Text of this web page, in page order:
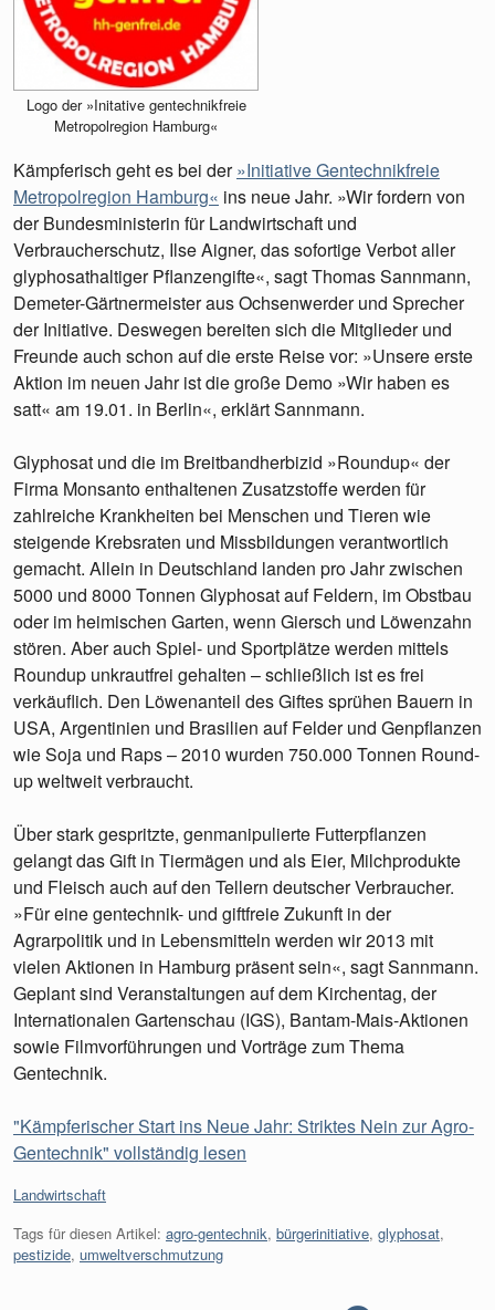
Logo der »Initative gentechnikfreie
Metropolregion Hamburg«
Kämpferisch geht es bei der»Initiative Gentechnikfreie
Metropolregion Hamburg« ins neue Jahr. »Wir fordern von
der Bundesministerin für Landwirtschaft und
Verbraucherschutz, Ilse Aigner, das sofortige Verbot aller
glyphosathaltiger Pflanzengifte«, sagt Thomas Sannmann,
Demeter-Gärtnermeister aus Ochsenwerder und Sprecher
der Initiative. Deswegen bereiten sich die Mitglieder und
Freunde auch schon auf die erste Reise vor: »Unsere erste
Aktion im neuen Jahr ist die große Demo »Wir haben es
satt« am 19.01. in Berlin«, erklärt Sannmann.
Glyphosat und die im Breitbandherbizid »Roundup« der
Firma Monsanto enthaltenen Zusatzstoffe werden für
zahlreiche Krankheiten bei Menschen und Tieren wie
steigende Krebsraten und Missbildungen verantwortlich
gemacht. Allein in Deutschland landen pro Jahr zwischen
5000 und 8000 Tonnen Glyphosat auf Feldern, im Obstbau
oder im heimischen Garten, wenn Giersch und Löwenzahn
stören. Aber auch Spiel- und Sportplätze werden mittels
Roundup unkrautfrei gehalten – schließlich ist es frei
verkäuflich. Den Löwenanteil des Giftes sprühen Bauern in
USA, Argentinien und Brasilien auf Felder und Genpflanzen
wie Soja und Raps – 2010 wurden 750.000 Tonnen Round-
up weltweit verbraucht.
Über stark gespritzte, genmanipulierte Futterpflanzen
gelangt das Gift in Tiermägen und als Eier, Milchprodukte
und Fleisch auch auf den Tellern deutscher Verbraucher.
»Für eine gentechnik- und giftfreie Zukunft in der
Agrarpolitik und in Lebensmitteln werden wir 2013 mit
vielen Aktionen in Hamburg präsent sein«, sagt Sannmann.
Geplant sind Veranstaltungen auf dem Kirchentag, der
Internationalen Gartenschau (IGS), Bantam-Mais-Aktionen
sowie Filmvorführungen und Vorträge zum Thema
Gentechnik.
"Kämpferischer Start ins Neue Jahr: Striktes Nein zur Agro-
Gentechnik" vollständig lesen
Kategorien:
Landwirtschaft
Tags für diesen Artikel: agro-gentechnik, bürgerinitiative, glyphosat,
pestizide, umweltverschmutzung